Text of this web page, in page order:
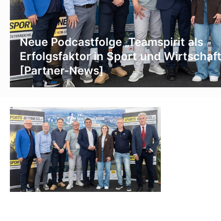
Neue Podcastfolge „Teamspirit als
Erfolgsfaktor in Sport und
[Partner-News]